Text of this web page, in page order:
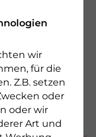
wir
für die
Z.B. setzen
oder
oder wir
Art und
GERMANY,